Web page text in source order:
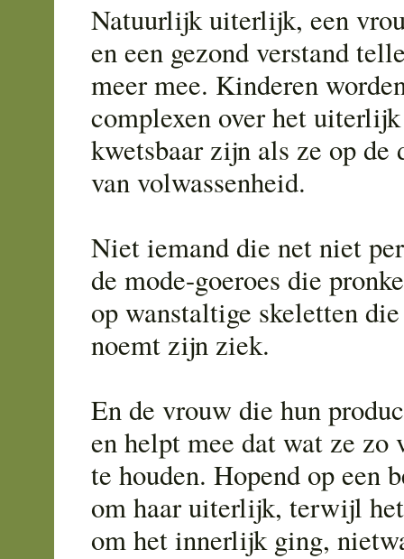
Natuurlijk uiterlijk, een
en een gezond verstand
meer mee. Kinderen
complexen over het
kwetsbaar zijn als ze op de
van volwassenheid.
Niet iemand die net niet
de mode-goeroes die
op wanstaltige skeletten
noemt zijn ziek.
En de vrouw die hun
en helpt mee dat wat ze zo
te houden. Hopend op een
om haar uiterlijk, terwijl
om het innerlijk ging,